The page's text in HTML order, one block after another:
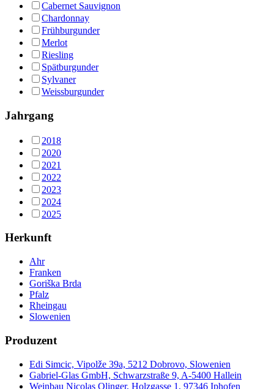
Cabernet Sauvignon
Chardonnay
Frühburgunder
Merlot
Riesling
Spätburgunder
Sylvaner
Weissburgunder
Jahrgang
2018
2020
2021
2022
2023
2024
2025
Herkunft
Ahr
Franken
Goriška Brda
Pfalz
Rheingau
Slowenien
Produzent
Edi Simcic, Vipolže 39a, 5212 Dobrovo, Slowenien
Gabriel-Glas GmbH, Schwarzstraße 9, A-5400 Hallein
Weinbau Nicolas Olinger, Holzgasse 1, 97346 Iphofen